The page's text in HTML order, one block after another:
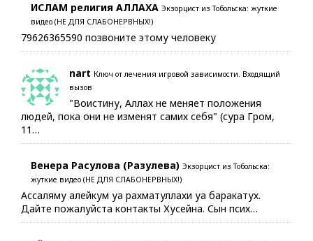
ИСЛАМ религия АЛЛАХА Экзорцист из Тобольска: жуткие
видео (НЕ ДЛЯ СЛАБОНЕРВНЫХ!)
79626365590 позвоните этому человеку
nart Ключ от лечения игровой зависимости. Входящий
вызов
"Воистину, Аллах не меняет положения
людей, пока они не изменят самих себя" (сура Гром,
11…
Венера Расулова (Разулева) Экзорцист из Тобольска:
жуткие видео (НЕ ДЛЯ СЛАБОНЕРВНЫХ!)
Ассаляму алейкум уа рахматуллахи уа баракатух.
Дайте пожалуйста контакты Хусейна. Сын псих…